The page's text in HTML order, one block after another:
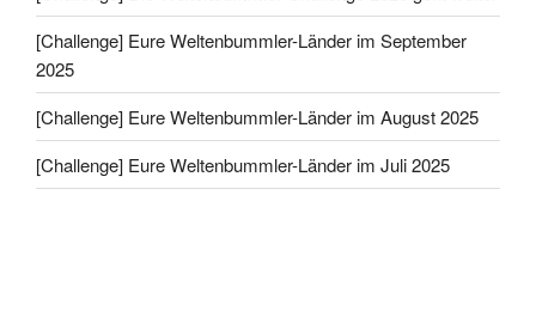
[Challenge] Eure Weltenbummler-Länder im September
2025
[Challenge] Eure Weltenbummler-Länder im August 2025
[Challenge] Eure Weltenbummler-Länder im Juli 2025